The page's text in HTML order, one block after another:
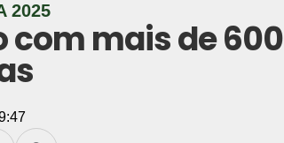
2025
com mais de 600